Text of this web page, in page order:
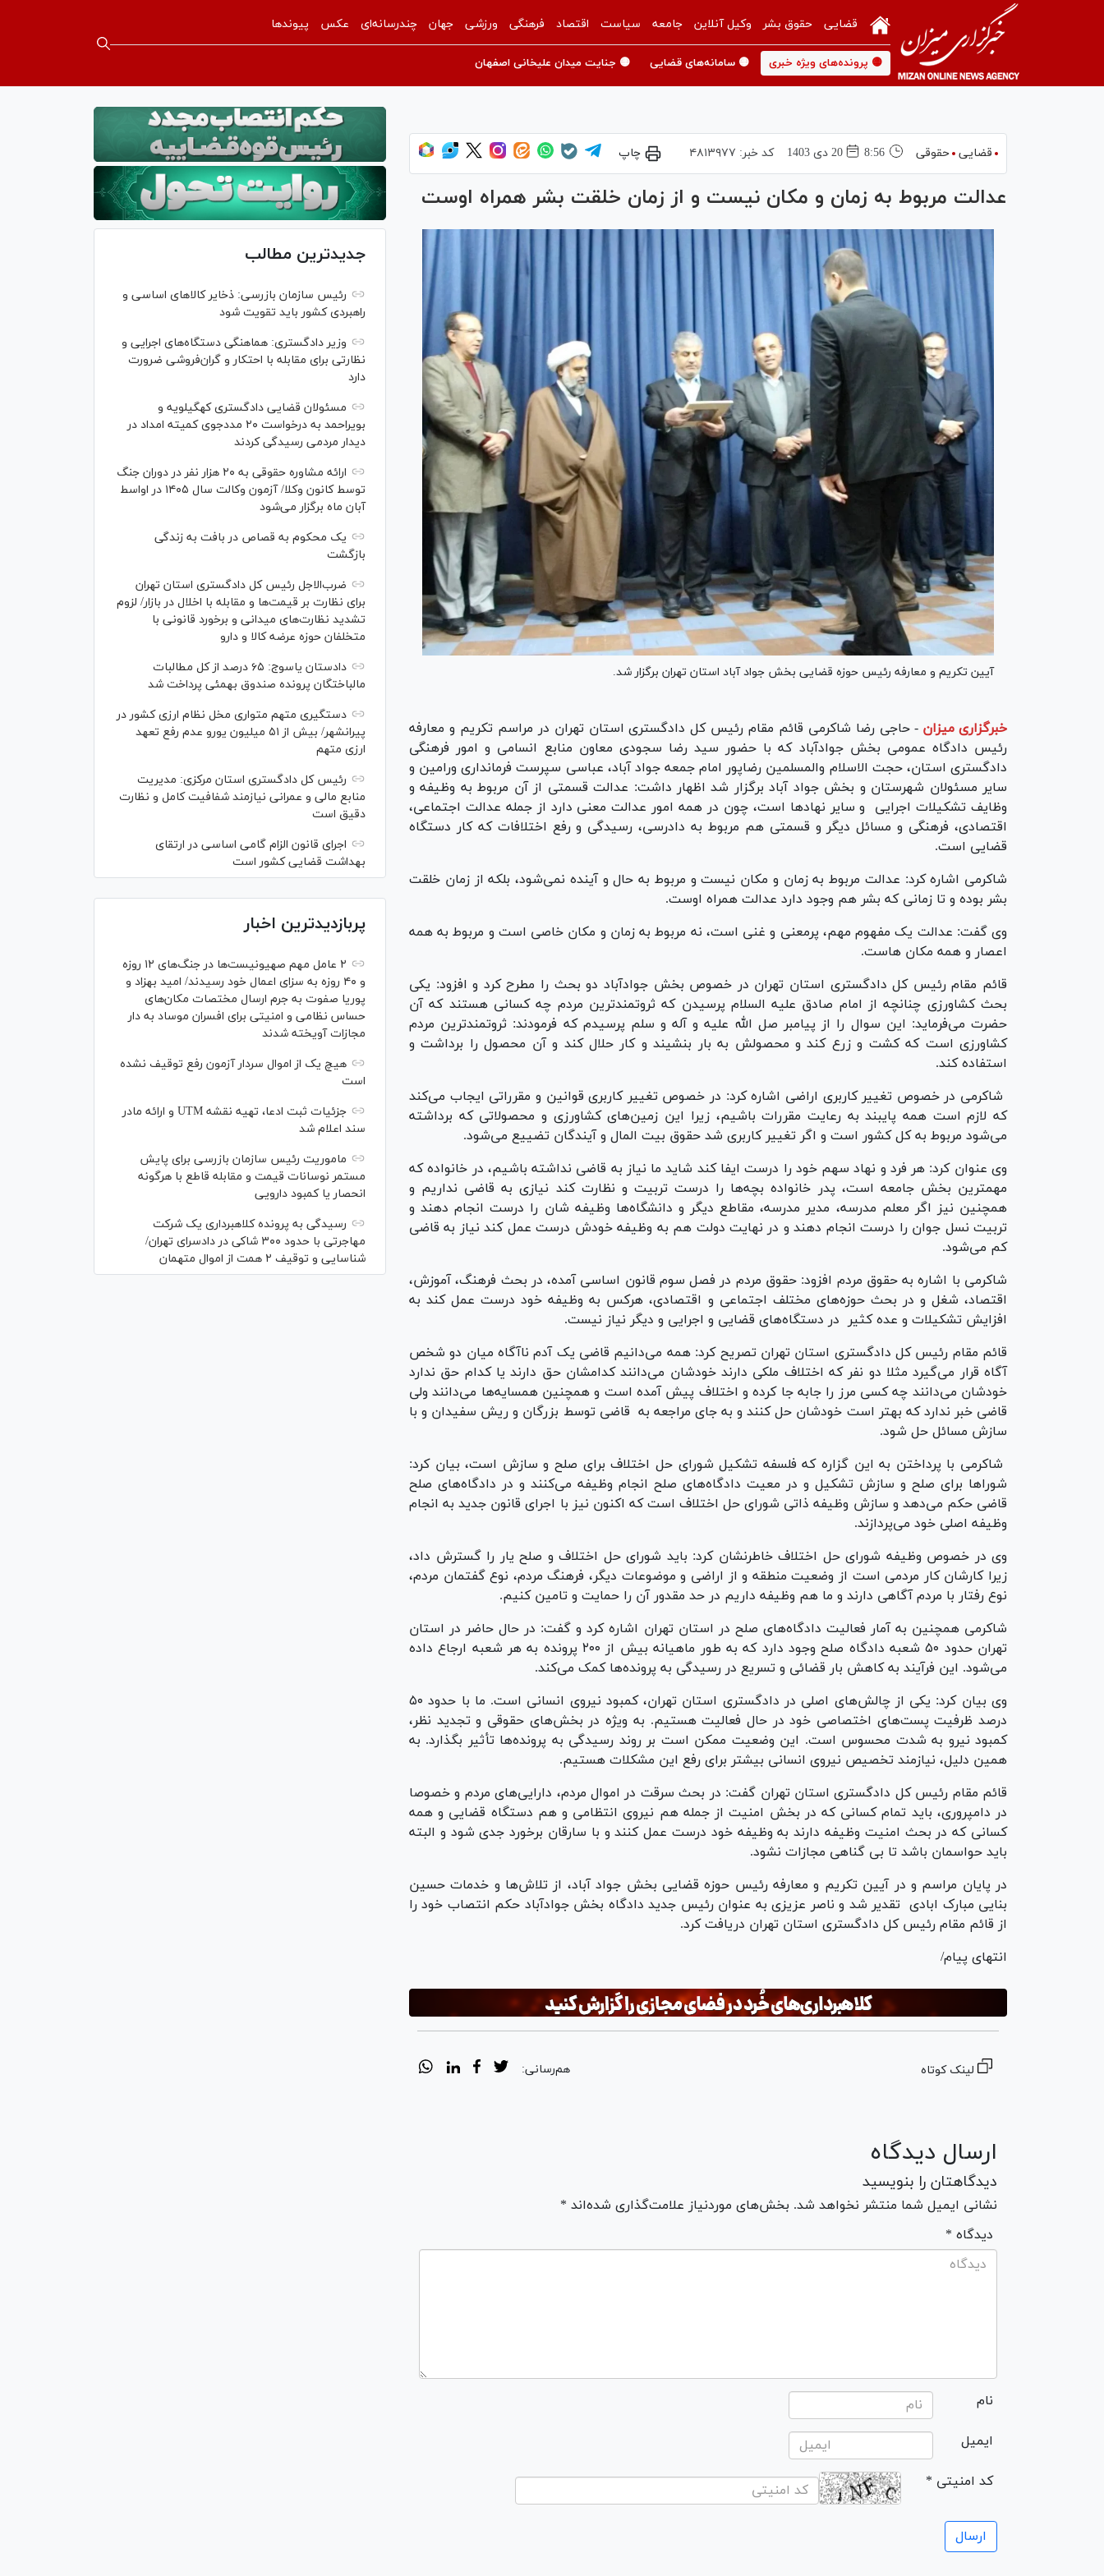
قضایی حقوق بشر وکیل آنلاین جامعه سیاست اقتصاد فرهنگی ورزشی جهان چندرسانه‌ای عکس پیوندها
🟡 پرونده‌های ویژه خبری 🟡 سامانه‌های قضایی 🟡 جنایت میدان علیخانی اصفهان
قضایی حقوقی 8:56 20 دی 1403 کد خبر: ۴۸۱۳۹۷۷ چاپ
عدالت مربوط به زمان و مکان نیست و از زمان خلقت بشر همراه اوست
آیین تکریم و معارفه رئیس حوزه قضایی بخش جواد آباد استان تهران برگزار شد.
خبرگزاری میزان - حاجی رضا شاکرمی قائم مقام رئیس کل دادگستری استان تهران در مراسم تکریم و معارفه
رئیس دادگاه عمومی بخش جوادآباد که با حضور سید رضا سجودی معاون منابع انسامی و امور فرهنگی
دادگستری استان، حجت الاسلام والمسلمین رضاپور امام جمعه جواد آباد، عباسی سپرست فرمانداری ورامین و
سایر مسئولان شهرستان و بخش جواد آباد برگزار شد اظهار داشت: عدالت قسمتی از آن مربوط به وظیفه و
وظایف تشکیلات اجرایی و سایر نهاد‌ها است، چون در همه امور عدالت معنی دارد از جمله عدالت اجتماعی،
اقتصادی، فرهنگی و مسائل دیگر و قسمتی هم مربوط به دادرسی، رسیدگی و رفع اختلافات که کار دستگاه
قضایی است.
شاکرمی اشاره کرد: عدالت مربوط به زمان و مکان نیست و مربوط به حال و آینده نمی‌شود، بلکه از زمان خلقت
بشر بوده و تا زمانی که بشر هم وجود دارد عدالت همراه اوست.
وی گفت: عدالت یک مفهوم مهم، پرمعنی و غنی است، نه مربوط به زمان و مکان خاصی است و مربوط به همه
اعصار و همه مکان هاست.
قائم مقام رئیس کل دادگستری استان تهران در خصوص بخش جوادآباد دو بحث را مطرح کرد و افزود: یکی
بحث کشاورزی چنانچه از امام صادق علیه السلام پرسیدن که ثروتمندترین مردم چه کسانی هستند که آن
حضرت می‌فرماید: این سوال را از پیامبر صل الله علیه و آله و سلم پرسیدم که فرمودند: ثروتمندترین مردم
کشاورزی است که کشت و زرع کند و محصولش به بار بنشیند و کار حلال کند و آن محصول را برداشت و
استفاده کند.
شاکرمی در خصوص تغییر کاربری اراضی اشاره کرد: در خصوص تغییر کاربری قوانین و مقرراتی ایجاب می‌کند
که لازم است همه پایبند به رعایت مقررات باشیم، زیرا این زمین‌های کشاورزی و محصولاتی که برداشته
می‌شود مربوط به کل کشور است و اگر تغییر کاربری شد حقوق بیت المال و آیندگان تضییع می‌شود.
وی عنوان کرد: هر فرد و نهاد سهم خود را درست ایفا کند شاید ما نیاز به قاضی نداشته باشیم، در خانواده که
مهمترین بخش جامعه است، پدر خانواده بچه‌ها را درست تربیت و نظارت کند نیازی به قاضی نداریم و
همچنین نیز اگر معلم مدرسه، مدیر مدرسه، مقاطع دیگر و دانشگاه‌ها وظیفه شان را درست انجام دهند و
تربیت نسل جوان را درست انجام دهند و در نهایت دولت هم به وظیفه خودش درست عمل کند نیاز به قاضی
کم می‌شود.
شاکرمی با اشاره به حقوق مردم افزود: حقوق مردم در فصل سوم قانون اساسی آمده، در بحث فرهنگ، آموزش،
اقتصاد، شغل و در بحث حوزه‌های مختلف اجتماعی و اقتصادی، هرکس به وظیفه خود درست عمل کند به
افزایش تشکیلات و عده کثیر در دستگاه‌های قضایی و اجرایی و دیگر نیاز نیست.
قائم مقام رئیس کل دادگستری استان تهران تصریح کرد: همه می‌دانیم قاضی یک آدم ناآگاه میان دو شخص
آگاه قرار می‌گیرد مثلا دو نفر که اختلاف ملکی دارند خودشان می‌دانند کدامشان حق دارند یا کدام حق ندارد
خودشان می‌دانند چه کسی مرز را جابه جا کرده و اختلاف پیش آمده است و همچنین همسایه‌ها می‌دانند ولی
قاضی خبر ندارد که بهتر است خودشان حل کنند و به جای مراجعه به قاضی توسط بزرگان و ریش سفیدان و با
سازش مسائل حل شود.
شاکرمی با پرداختن به این گزاره که فلسفه تشکیل شورای حل اختلاف برای صلح و سازش است، بیان کرد:
شورا‌ها برای صلح و سازش تشکیل و در معیت دادگاه‌های صلح انجام وظیفه می‌کنند و در دادگاه‌های صلح
قاضی حکم می‌دهد و سازش وظیفه ذاتی شورای حل اختلاف است که اکنون نیز با اجرای قانون جدید به انجام
وظیفه اصلی خود می‌پردازند.
وی در خصوص وظیفه شورای حل اختلاف خاطرنشان کرد: باید شورای حل اختلاف و صلح یار را گسترش داد،
زیرا کارشان کار مردمی است از وضعیت منطقه و از اراضی و موضوعات دیگر، فرهنگ مردم، نوع گفتمان مردم،
نوع رفتار با مردم آگاهی دارند و ما هم وظیفه داریم در حد مقدور آن را حمایت و تامین کنیم.
شاکرمی همچنین به آمار فعالیت دادگاه‌های صلح در استان تهران اشاره کرد و گفت: در حال حاضر در استان
تهران حدود ۵۰ شعبه دادگاه صلح وجود دارد که به طور ماهیانه بیش از ۲۰۰ پرونده به هر شعبه ارجاع داده
می‌شود. این فرآیند به کاهش بار قضائی و تسریع در رسیدگی به پرونده‌ها کمک می‌کند.
وی بیان کرد: یکی از چالش‌های اصلی در دادگستری استان تهران، کمبود نیروی انسانی است. ما با حدود ۵۰
درصد ظرفیت پست‌های اختصاصی خود در حال فعالیت هستیم. به ویژه در بخش‌های حقوقی و تجدید نظر،
کمبود نیرو به شدت محسوس است. این وضعیت ممکن است بر روند رسیدگی به پرونده‌ها تأثیر بگذارد. به
همین دلیل، نیازمند تخصیص نیروی انسانی بیشتر برای رفع این مشکلات هستیم.
قائم مقام رئیس کل دادگستری استان تهران گفت: در بحث سرقت در اموال مردم، دارایی‌های مردم و خصوصا
در دامپروری، باید تمام کسانی که در بخش امنیت از جمله هم نیروی انتظامی و هم دستگاه قضایی و همه
کسانی که در بحث امنیت وظیفه دارند به وظیفه خود درست عمل کنند و با سارقان برخورد جدی شود و البته
باید حواسمان باشد تا بی گناهی مجازات نشود.
در پایان مراسم و در آیین تکریم و معارفه رئیس حوزه قضایی بخش جواد آباد، از تلاش‌ها و خدمات حسین
بنایی مبارک ابادی تقدیر شد و ناصر عزیزی به عنوان رئیس جدید دادگاه بخش جوادآباد حکم انتصاب خود را
از قائم مقام رئیس کل دادگستری استان تهران دریافت کرد.
انتهای پیام/
لینک کوتاه هم‌رسانی:
ارسال دیدگاه
دیدگاهتان را بنویسید
نشانی ایمیل شما منتشر نخواهد شد. بخش‌های موردنیاز علامت‌گذاری شده‌اند *
* دیدگاه
نام
ایمیل
* کد امنیتی
جدیدترین مطالب
رئیس سازمان بازرسی: ذخایر کالاهای اساسی و
راهبردی کشور باید تقویت شود
وزیر دادگستری: هماهنگی دستگاه‌های اجرایی و
نظارتی برای مقابله با احتکار و گران‌فروشی ضرورت
دارد
مسئولان قضایی دادگستری کهگیلویه و
بویراحمد به درخواست‌ ۲۰ مددجوی کمیته امداد در
دیدار مردمی رسیدگی کردند
ارائه مشاوره حقوقی به ۲۰ هزار نفر در دوران جنگ
توسط کانون وکلا/ آزمون وکالت سال ۱۴۰۵ در اواسط
آبان ماه برگزار می‌شود
یک محکوم به قصاص در بافت به زندگی
بازگشت
ضرب‌الاجل رئیس کل دادگستری استان تهران
برای نظارت بر قیمت‌ها و مقابله با اخلال در بازار/ لزوم
تشدید نظارت‌های میدانی و برخورد قانونی با
متخلفان حوزه عرضه کالا و دارو
دادستان یاسوج: ۶۵ درصد از کل مطالبات
مالباختگان پرونده صندوق بهمئی پرداخت شد
دستگیری متهم متواری مخل نظام ارزی کشور در
پیرانشهر/ بیش از ۵۱ میلیون یورو عدم رفع تعهد
ارزی متهم
رئیس کل دادگستری استان مرکزی: مدیریت
منابع مالی و عمرانی نیازمند شفافیت کامل و نظارت
دقیق است
اجرای قانون الزام گامی اساسی در ارتقای
بهداشت قضایی کشور است
پربازدیدترین اخبار
۲ عامل مهم صهیونیست‌ها در جنگ‌های ۱۲ روزه
و ۴۰ روزه به سزای اعمال خود رسیدند/ امید بهزاد و
پوریا صفوت به جرم ارسال مختصات مکان‌های
حساس نظامی و امنیتی برای افسران موساد به دار
مجازات آویخته شدند
هیچ یک از اموال سردار آزمون رفع توقیف نشده
است
جزئیات ثبت ادعا، تهیه نقشه UTM و ارائه مادر
سند اعلام شد
ماموریت رئیس سازمان بازرسی برای پایش
مستمر نوسانات قیمت و مقابله قاطع با هرگونه
انحصار یا کمبود دارویی
رسیدگی به پرونده کلاهبرداری یک شرکت
مهاجرتی با حدود ۳۰۰ شاکی در دادسرای تهران/
شناسایی و توقیف ۲ همت از اموال متهمان